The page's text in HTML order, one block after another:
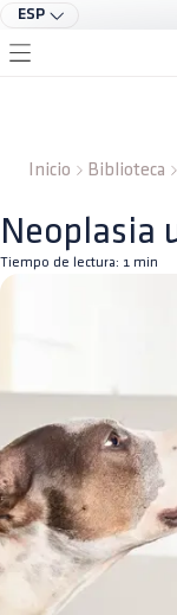
ESP
Inicio Biblioteca
Neoplasia
Tiempo de lectura: 1 min